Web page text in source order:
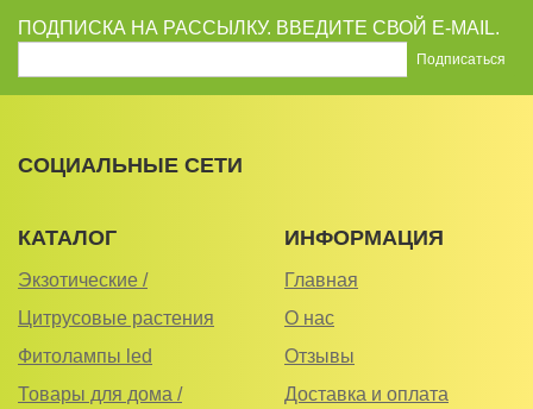
ПОДПИСКА НА РАССЫЛКУ. ВВЕДИТЕ СВОЙ E-MAIL.
СОЦИАЛЬНЫЕ СЕТИ
КАТАЛОГ
Экзотические /
Цитрусовые растения
Фитолампы led
Товары для дома /
ИНФОРМАЦИЯ
Главная
О нас
Отзывы
Доставка и оплата